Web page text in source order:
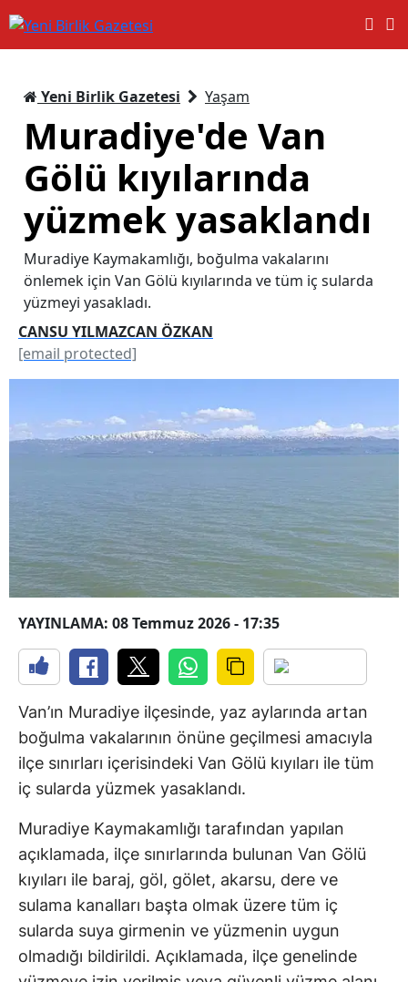
Yeni Birlik Gazetesi Yaşam
Muradiye'de Van
Gölü kıyılarında
yüzmek yasaklandı
Muradiye Kaymakamlığı, boğulma vakalarını
önlemek için Van Gölü kıyılarında ve tüm iç sularda
yüzmeyi yasakladı.
CANSU YILMAZCAN ÖZKAN
[email protected]
YAYINLAMA: 08 Temmuz 2026 - 17:35
Van’ın Muradiye ilçesinde, yaz aylarında artan
boğulma vakalarının önüne geçilmesi amacıyla
ilçe sınırları içerisindeki Van Gölü kıyıları ile tüm
iç sularda yüzmek yasaklandı.
Muradiye Kaymakamlığı tarafından yapılan
açıklamada, ilçe sınırlarında bulunan Van Gölü
kıyıları ile baraj, göl, gölet, akarsu, dere ve
sulama kanalları başta olmak üzere tüm iç
sularda suya girmenin ve yüzmenin uygun
olmadığı bildirildi. Açıklamada, ilçe genelinde